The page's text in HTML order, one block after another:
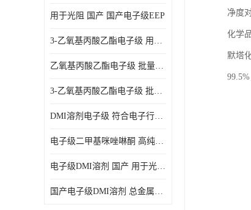
用于光阻 国产 国产电子级EEP
3-乙氧基丙酸乙酯电子级 用于剥离液 国产
乙氧基丙酸乙酯电子级 批量供应 电子级
3-乙氧基丙酸乙酯电子级 批量供应
DMI溶剂电子级 符合电子行业要求
电子级二甲基咪唑啉酮 高纯度 用于光阻
电子级DMI溶剂 国产 用于光刻胶
国产电子级DMI溶剂 总金属小于20ppb 用于半导体清洗
净度
化学
默塔